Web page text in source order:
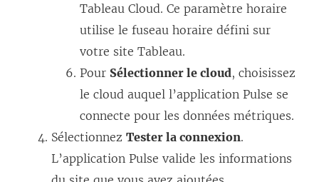
Tableau Cloud. Ce paramètre horaire
utilise le fuseau horaire défini sur
votre site Tableau.
Pour Sélectionner le cloud, choisissez
le cloud auquel l’application Pulse se
connecte pour les données métriques.
Sélectionnez Tester la connexion.
L’application Pulse valide les informations